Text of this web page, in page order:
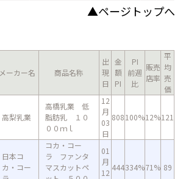
▲ページトップへ
メーカー名 商品名称
出
現
日
金
額
PI
PI
前週
比
販売
店率
平
均
売
価
高梨乳業
高橋乳業 低
脂肪乳 １０
００ｍｌ
12
月
03
日
808100%12%121
日本コ
カ・コー
コカ・コー
ラ ファンタ
マスカットペ
01
月
12
444334%71% 89